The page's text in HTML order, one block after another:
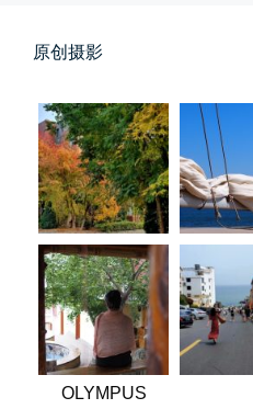
早晨在厨房时一抬头，看到窗外已...
📅 04-06 08:28👤 Zairun
第一次AI视频创作手记
第一次用AI做视频，我把许嵩歌...
原创摄影
OLYMPUS